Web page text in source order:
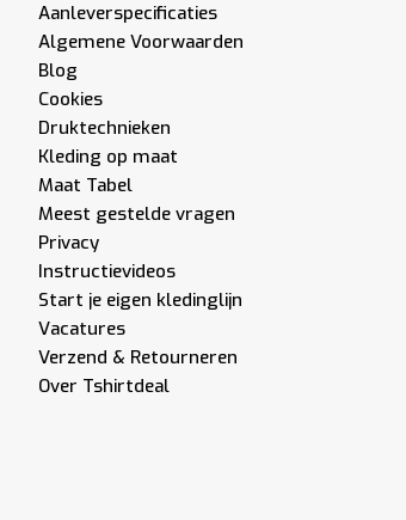
Aanleverspecificaties
Algemene Voorwaarden
Blog
Cookies
Druktechnieken
Kleding op maat
Maat Tabel
Meest gestelde vragen
Privacy
Instructievideos
Start je eigen kledinglijn
Vacatures
Verzend & Retourneren
Over Tshirtdeal